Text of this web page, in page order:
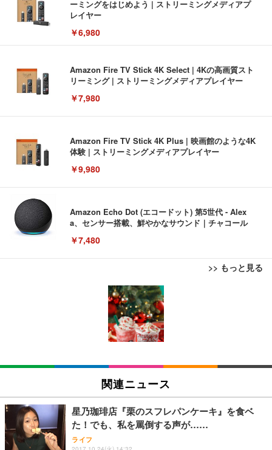
ーミングをはじめよう | ストリーミングメディアプ
レイヤー
￥6,980
Amazon Fire TV Stick 4K Select | 4Kの高画質スト
リーミング | ストリーミングメディアプレイヤー
￥7,980
Amazon Fire TV Stick 4K Plus | 映画館のような4K
体験 | ストリーミングメディアプレイヤー
￥9,980
Amazon Echo Dot (エコードット) 第5世代 - Alex
a、センサー搭載、鮮やかなサウンド｜チャコール
￥7,480
>> もっと見る
[EdoErgo] オフィスチェア 椅子 テレワーク 疲れな
い 跳ね上げ式アームレスト コンパクト 約105度ロッ
キング pc 事務椅子 360度回転 座面昇降 強化ナイロ
ン樹脂ベース 通気性メッシュ 在宅ワーク H-WY01
(黒網+黒枠+黒足)
SIHOO B100 オフィスチェア／デスクチェア メッシ
ュチェア 人間工学 疲れない ブラック
￥27,999
Sezlife オフィスチェア デスクチェア 疲れない テレ
ワーク チェア 強化バックレスト 30度ロッキング機
EIZO ビジネス向けプレミアムモニター | FlexScan
EV3240X-WT | 31.5型4K UHD・USB Type-C・ホワ
￥105,595
EIZO ビジネス向けプレミアムモニター | FlexScan
￥109,572
【純正品】27"ゲーミングモニター DualSense 充電
Amazonベーシック ペットシーツ 薄型 レギュラー 1
回使い捨て 無香料 ホワイト 300枚
Amazonベーシック ペットシーツ 厚型 ワイド 42枚
x2袋(84枚) ホワイト(吸収面:ライトブルー)
￥3,234
ネオ・ルーライフ ネオ・オムツ L 中型犬用 26枚入
関連ニュース
星乃珈琲店『栗のスフレパンケーキ』を食ベ
た！でも、私を罵倒する声が……
ライフ